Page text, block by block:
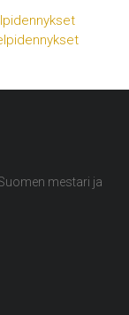
mestari ja